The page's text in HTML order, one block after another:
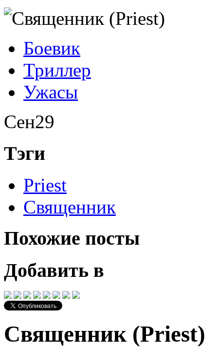
Боевик
Триллер
Ужасы
Сен29
Тэги
Priest
Священник
Похожие посты
Добавить в
Священник (Priest)